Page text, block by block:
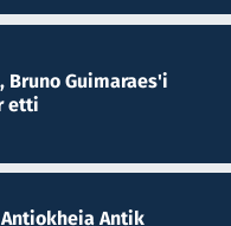
Bruno Guimaraes'i
etti
Antik